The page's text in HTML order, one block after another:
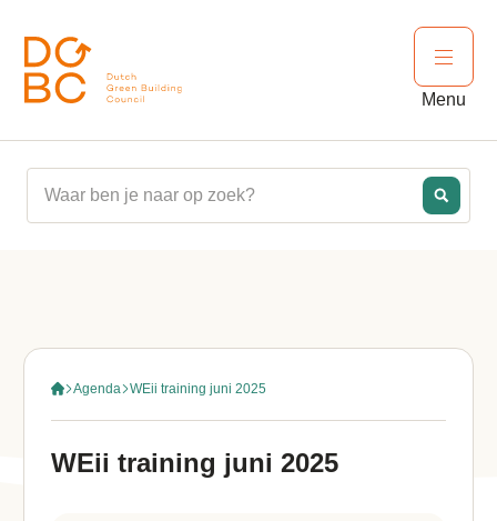
Open
Menu
Agenda WEii training juni 2025
WEii training juni 2025